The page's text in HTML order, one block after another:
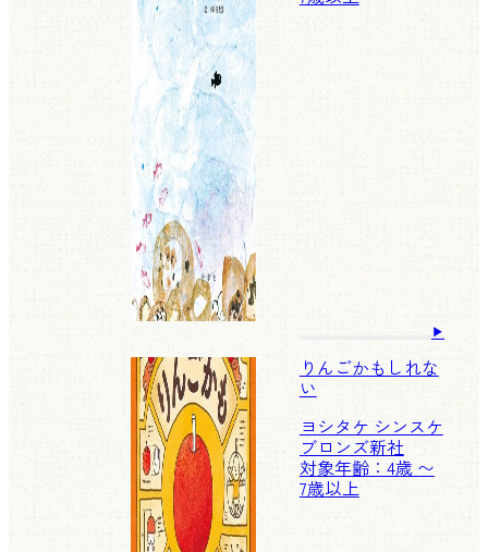
りんごかもしれな
い
ヨシタケ シンスケ
ブロンズ新社
対象年齢：4歳 〜
7歳以上